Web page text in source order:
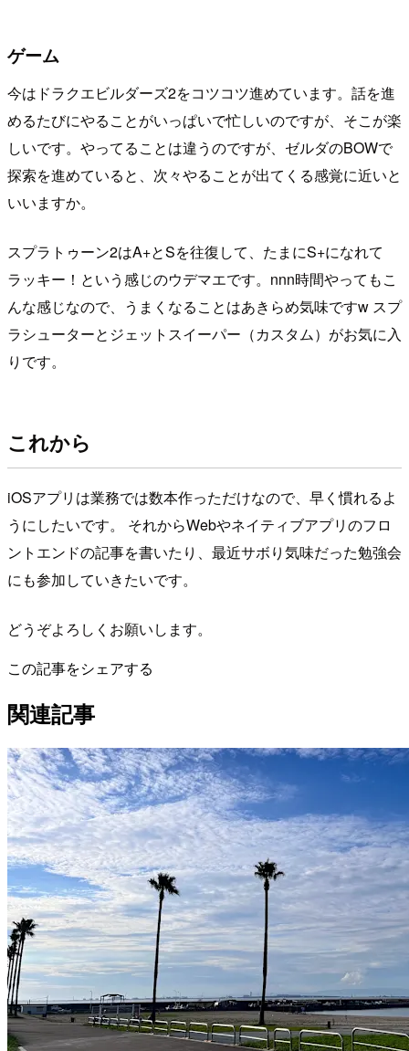
ゲーム
今はドラクエビルダーズ2をコツコツ進めています。話を進
めるたびにやることがいっぱいで忙しいのですが、そこが楽
しいです。やってることは違うのですが、ゼルダのBOWで
探索を進めていると、次々やることが出てくる感覚に近いと
いいますか。
スプラトゥーン2はA+とSを往復して、たまにS+になれて
ラッキー！という感じのウデマエです。nnn時間やってもこ
んな感じなので、うまくなることはあきらめ気味ですw スプ
ラシューターとジェットスイーパー（カスタム）がお気に入
りです。
これから
iOSアプリは業務では数本作っただけなので、早く慣れるよ
うにしたいです。 それからWebやネイティブアプリのフロ
ントエンドの記事を書いたり、最近サボり気味だった勉強会
にも参加していきたいです。
どうぞよろしくお願いします。
この記事をシェアする
関連記事